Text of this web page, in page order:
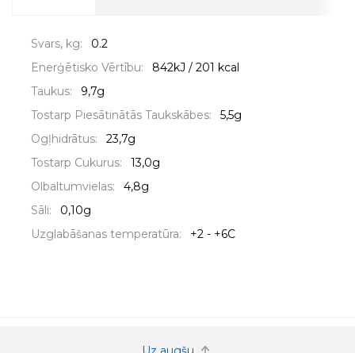
Svars, kg:
0.2
Enerģētisko Vērtību:
842kJ / 201 kcal
Taukus:
9,7g
Tostarp Piesātinātās Taukskābes:
5,5g
Ogļhidrātus:
23,7g
Tostarp Cukurus:
13,0g
Olbaltumvielas:
4,8g
Sāli:
0,10g
Uzglabāšanas temperatūra:
+2 - +6C